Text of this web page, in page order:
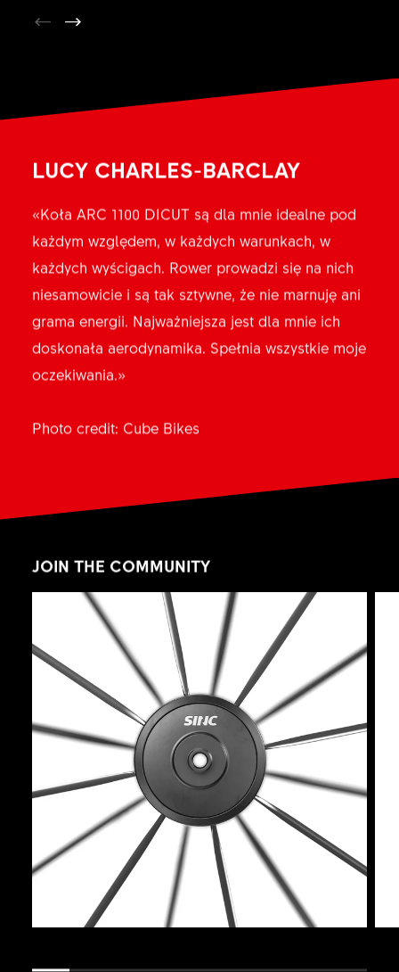
LUCY CHARLES-BARCLAY
«Koła ARC 1100 DICUT są dla mnie idealne pod
każdym względem, w każdych warunkach, w
każdych wyścigach. Rower prowadzi się na nich
niesamowicie i są tak sztywne, że nie marnuję ani
grama energii. Najważniejsza jest dla mnie ich
doskonała aerodynamika. Spełnia wszystkie moje
oczekiwania.»
Photo credit: Cube Bikes
JOIN THE COMMUNITY